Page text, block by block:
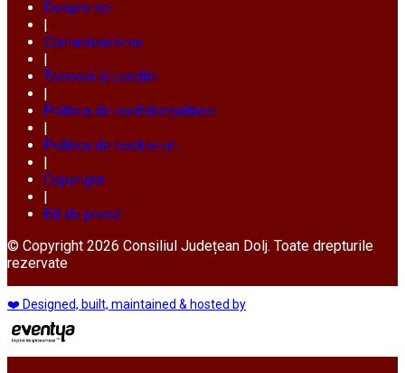
Despre noi
|
Contactează-ne
|
Termeni și condiții
|
Politica de confidențialitate
|
Politica de cookie-uri
|
Copyright
|
Kit de presă
© Copyright 2026 Consiliul Județean Dolj. Toate drepturile
rezervate
❤️ Designed, built, maintained & hosted by